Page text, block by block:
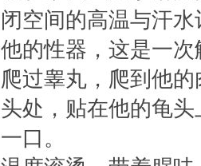
闭空间的高温与汗
他的性器，这是一
爬过睾丸，爬到他
头处，贴在他的龟
一口。